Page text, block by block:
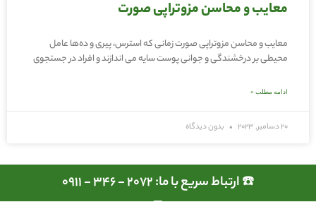
معایب و محاسن مزوتراپی صورت
معایب و محاسن مزوتراپی صورت زمانی که استرس، پیری و ده‌ها عامل
محیطی بر درخشندگی و جوانی پوست سایه می اندازند و افراد در جستجوی
ادامه مطلب »
20 دسامبر, 2023 بدون دیدگاه
☎️ ارتباط سریع با ما: 2072 - 346 - 0911